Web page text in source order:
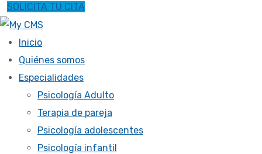
SOLICITA TU CITA
Inicio
Quiénes somos
Especialidades
Psicología Adulto
Terapia de pareja
Psicología adolescentes
Psicología infantil